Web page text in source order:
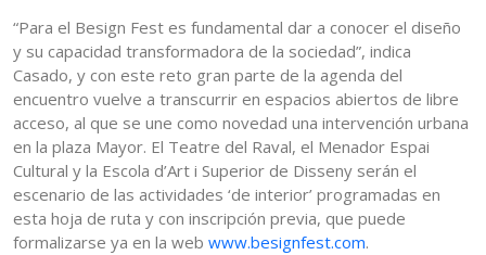
“Para el Besign Fest es fundamental dar a conocer el diseño
y su capacidad transformadora de la sociedad”, indica
Casado, y con este reto gran parte de la agenda del
encuentro vuelve a transcurrir en espacios abiertos de libre
acceso, al que se une como novedad una intervención urbana
en la plaza Mayor. El Teatre del Raval, el Menador Espai
Cultural y la Escola d’Art i Superior de Disseny serán el
escenario de las actividades ‘de interior’ programadas en
esta hoja de ruta y con inscripción previa, que puede
formalizarse ya en la web www.besignfest.com.